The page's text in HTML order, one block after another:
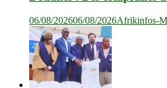
06/08/202606/08/2026Afrikinfos-